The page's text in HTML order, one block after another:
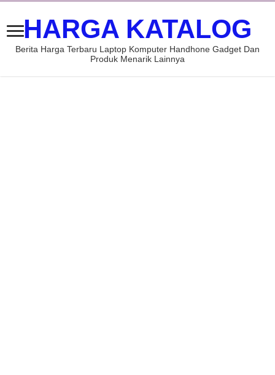
HARGA KATALOG
Berita Harga Terbaru Laptop Komputer Handhone Gadget Dan
Produk Menarik Lainnya